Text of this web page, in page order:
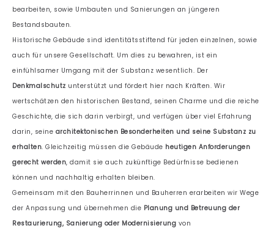
bearbeiten, sowie Umbauten und Sanierungen an jüngeren
Bestandsbauten.
Historische Gebäude sind identitätsstiftend für jeden einzelnen, sowie
auch für unsere Gesellschaft. Um dies zu bewahren, ist ein
einfühlsamer Umgang mit der Substanz wesentlich. Der
Denkmalschutz unterstützt und fördert hier nach Kräften. Wir
wertschätzen den historischen Bestand, seinen Charme und die reiche
Geschichte, die sich darin verbirgt, und verfügen über viel Erfahrung
darin, seine architektonischen Besonderheiten und seine Substanz zu
erhalten. Gleichzeitig müssen die Gebäude heutigen Anforderungen
gerecht werden, damit sie auch zukünftige Bedürfnisse bedienen
können und nachhaltig erhalten bleiben.
Gemeinsam mit den Bauherrinnen und Bauherren erarbeiten wir Wege
der Anpassung und übernehmen die Planung und Betreuung der
Restaurierung, Sanierung oder Modernisierung von